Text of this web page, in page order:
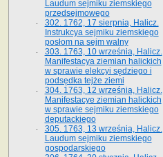
Laudum sejmiku ziemskiego
przedsejmowego
302. 1762, 17 sierpnia, Halicz.
Instrukcya sejmiku ziemskiego
posłom na sejm walny
303. 1763, 10 września, Halicz.
Manifestacya ziemian halickich
w sprawie elekcyi sędziego i
podsędka tejże ziemi
304. 1763, 12 września, Halicz.
Manifestacye ziemian halickich
w sprawie sejmiku ziemskiego
deputackiego
305. 1763, 13 września, Halicz.
Laudum sejmiku ziemskiego
gospodarskiego